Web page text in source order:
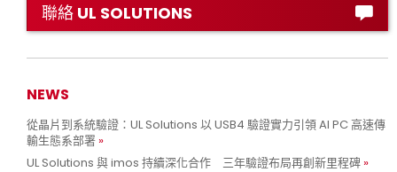
聯絡 UL SOLUTIONS
NEWS
從晶片到系統驗證：UL Solutions 以 USB4 驗證實力引領 AI PC 高速傳
輸生態系部署
UL Solutions 與 imos 持續深化合作 三年驗證布局再創新里程碑